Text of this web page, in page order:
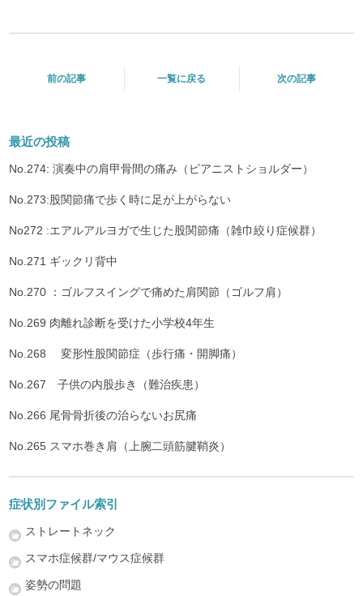
前の記事 一覧に戻る 次の記事
最近の投稿
No.274: 演奏中の肩甲骨間の痛み（ピアニストショルダー）
No.273:股関節痛で歩く時に足が上がらない
No272 :エアルアルヨガで生じた股関節痛（雑巾絞り症候群）
No.271 ギックリ背中
No.270 ：ゴルフスイングで痛めた肩関節（ゴルフ肩）
No.269 肉離れ診断を受けた小学校4年生
No.268 変形性股関節症（歩行痛・開脚痛）
No.267 子供の内股歩き（難治疾患）
No.266 尾骨骨折後の治らないお尻痛
No.265 スマホ巻き肩（上腕二頭筋腱鞘炎）
症状別ファイル索引
ストレートネック
スマホ症候群/マウス症候群
姿勢の問題